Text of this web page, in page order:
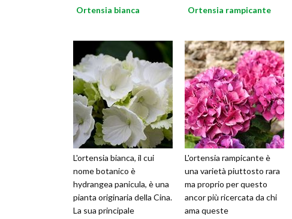
Ortensia bianca
L'ortensia bianca, il cui
nome botanico è
hydrangea panicula, è una
pianta originaria della Cina.
La sua principale
Ortensia rampicante
L'ortensia rampicante è
una varietà piuttosto rara
ma proprio per questo
ancor più ricercata da chi
ama queste